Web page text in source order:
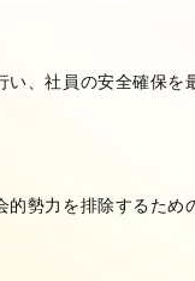
、社員の安全確保を
勢力を排除するた